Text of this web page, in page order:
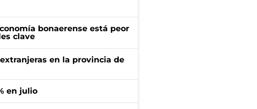
bonaerense está peor
clave
en la provincia de
en julio